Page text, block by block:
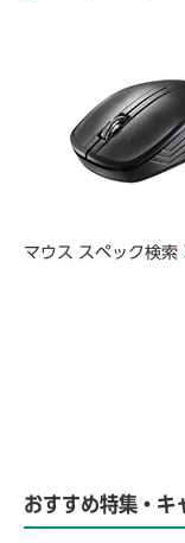
マウス スペック検索
おすすめ特集・キ